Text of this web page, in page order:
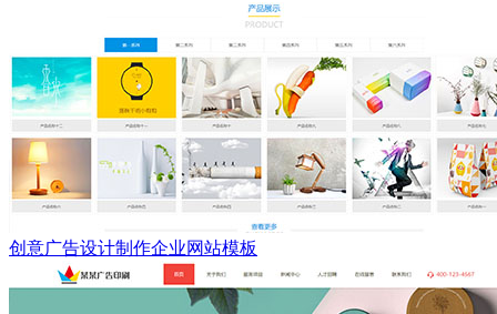
创意广告设计制作企业网站模板